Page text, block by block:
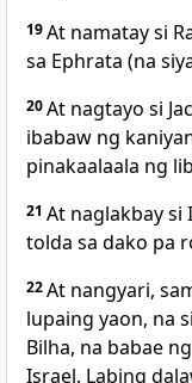
19At namatay si
sa Ephrata (na
20At nagtayo si
ibabaw ng
pinakaalaala ng
21 At naglakbay si
tolda sa dako pa
22At nangyari,
lupaing yaon, na
Bilha, na babae
Israel. Labing